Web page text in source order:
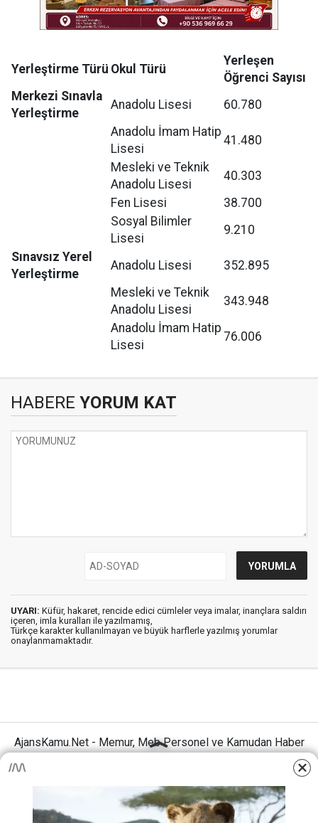
Yerleştirme Türü Okul Türü
Yerleşen
Öğrenci Sayısı
Merkezi Sınavla
Yerleştirme
Anadolu Lisesi
60.780
Anadolu İmam Hatip
Lisesi
41.480
Mesleki ve Teknik
Anadolu Lisesi
40.303
Fen Lisesi
38.700
Sosyal Bilimler
Lisesi
9.210
Sınavsız Yerel
Yerleştirme
Anadolu Lisesi
352.895
Mesleki ve Teknik
Anadolu Lisesi
343.948
Anadolu İmam Hatip
Lisesi
76.006
HABERE YORUM KAT
UYARI: Küfür, hakaret, rencide edici cümleler veya imalar, inançlara saldırı
içeren, imla kuralları ile yazılmamış,
Türkçe karakter kullanılmayan ve büyük harflerle yazılmış yorumlar
onaylanmamaktadır.
AjansKamu.Net - Memur, Meb Personel ve Kamudan Haber
Künye İletişim
Gizlilik İlkeleri
Sitene Ekle
MEB Personel – Öğretmen Haberleri